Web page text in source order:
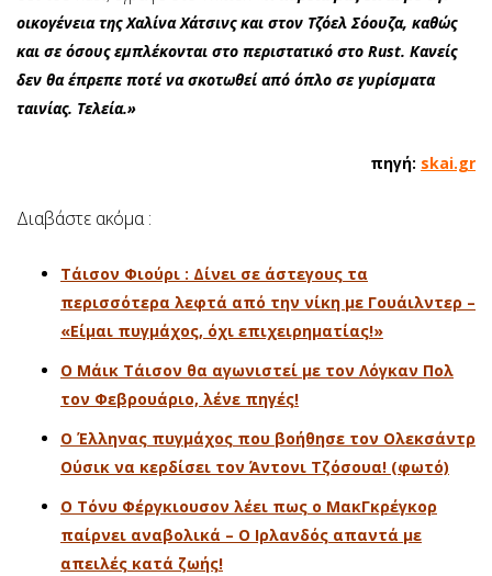
οικογένεια της Χαλίνα Χάτσινς και στον Τζόελ Σόουζα, καθώς
και σε όσους εμπλέκονται στο περιστατικό στο Rust. Κανείς
δεν θα έπρεπε ποτέ να σκοτωθεί από όπλο σε γυρίσματα
ταινίας. Τελεία.»
πηγή: skai.gr
Διαβάστε ακόμα :
Τάισον Φιούρι : Δίνει σε άστεγους τα
περισσότερα λεφτά από την νίκη με Γουάιλντερ –
«Είμαι πυγμάχος, όχι επιχειρηματίας!»
Ο Μάικ Τάισον θα αγωνιστεί με τον Λόγκαν Πολ
τον Φεβρουάριο, λένε πηγές!
O Έλληνας πυγμάχος που βοήθησε τον Ολεκσάντρ
Ούσικ να κερδίσει τον Άντονι Τζόσουα! (φωτό)
Ο Τόνυ Φέργκιουσον λέει πως ο ΜακΓκρέγκορ
παίρνει αναβολικά – Ο Ιρλανδός απαντά με
απειλές κατά ζωής!